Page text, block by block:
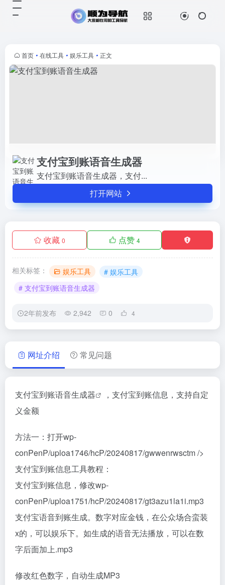
首页 • 在线工具 • 娱乐工具 • 正文
支付宝到账语音生成器
支付宝到账语音生成器，支付...
打开网站
收藏 0 点赞 4
相关标签： 娱乐工具
# 娱乐工具
# 支付宝到账语音生成器
2年前发布 2,942 0 4
网址介绍 常见问题
支付宝到账语音生成器
，支付宝到账信息，支持自定
义金额
方法一：打开wp-
conPenP/uploa1746/hcP/20240817/gwwenrwsctm />
支付宝到账信息工具教程：
支付宝到账信息，修改wp-
conPenP/uploa1751/hcP/20240817/gt3azu1la1i.mp3
支付宝语音到账生成。数字对应金钱，在公众场合蛮装
x的，可以娱乐下。如生成的语音无法播放，可以在数
字后面加上.mp3
修改红色数字，自动生成MP3